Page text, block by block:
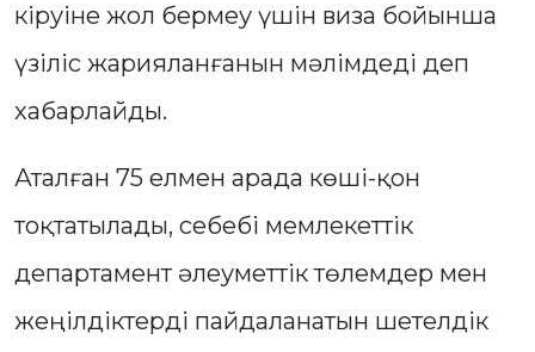
кіруіне жол бермеу үшін виза бойынша
үзіліс жарияланғанын мәлімдеді деп
хабарлайды.
Аталған 75 елмен арада көші-қон
тоқтатылады, себебі мемлекеттік
департамент әлеуметтік төлемдер мен
жеңілдіктерді пайдаланатын шетелдік